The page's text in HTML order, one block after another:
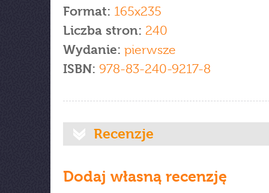
Format: 165x235
Liczba stron: 240
Wydanie: pierwsze
ISBN: 978-83-240-9217-8
Recenzje
Dodaj własną recenzję